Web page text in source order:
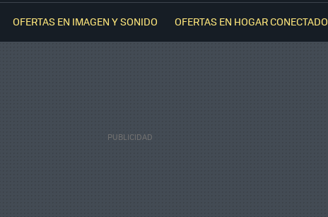
OFERTAS EN IMAGEN Y SONIDO OFERTAS EN HOGAR CONECTADO